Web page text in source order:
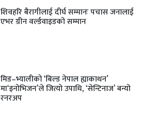
शिवहरि बैरागीलाई दीर्घ सम्मानः पचास जनालाई
एभर ग्रीन वर्ल्डवाइडको सम्मान
मिड–भ्यालीको ‘बिल्ड नेपाल ह्याकाथन’
मा‘इनोभिजन’ले जित्यो उपाधि, ‘सेन्टिनाज’ बन्यो
रनरअप